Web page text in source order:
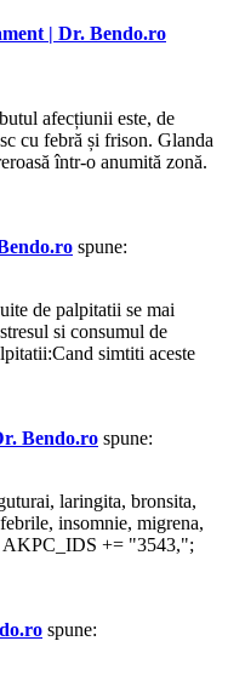
| Dr. Bendo.ro
afecțiunii este, de
cu febră și frison. Glanda
într-o anumită zonă.
spune:
de palpitatii se mai
si consumul de
simtiti aceste
Bendo.ro spune:
laringita, bronsita,
insomnie, migrena,
AKPC_IDS += "3543,";
spune: